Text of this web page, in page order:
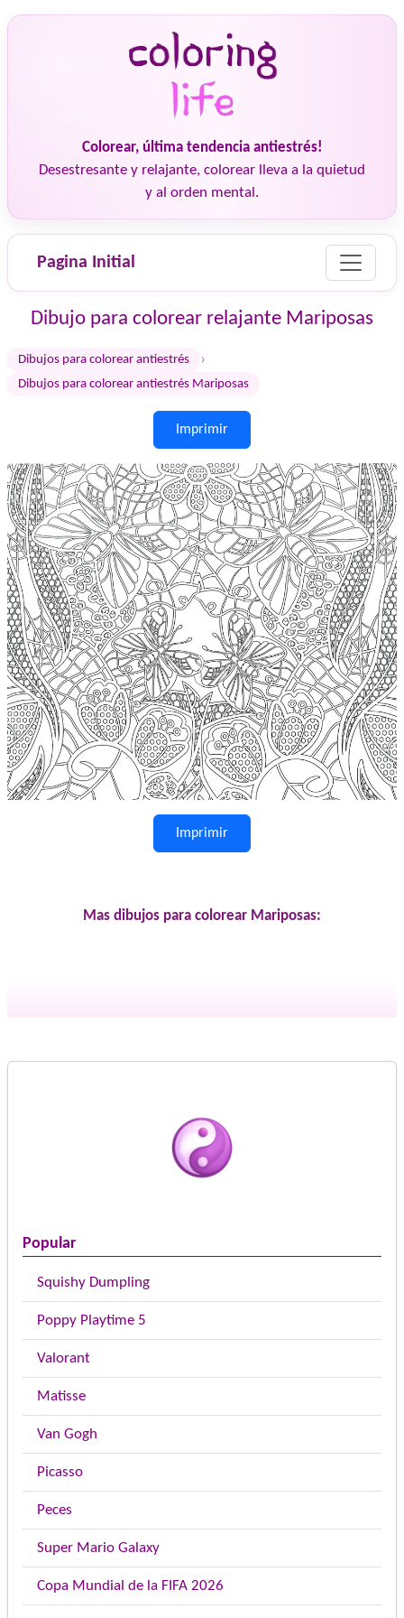
Popular
Squishy Dumpling
Poppy Playtime 5
Valorant
Matisse
Van Gogh
Picasso
Peces
Super Mario Galaxy
Copa Mundial de la FIFA 2026
Colorear, última tendencia antiestrés!
Desestresante y relajante, colorear lleva a la quietud
y al orden mental.
Pagina Initial
Dibujo para colorear relajante Mariposas
Dibujos para colorear antiestrés ›
Dibujos para colorear antiestrés Mariposas
Imprimir
Imprimir
Mas dibujos para colorear Mariposas: